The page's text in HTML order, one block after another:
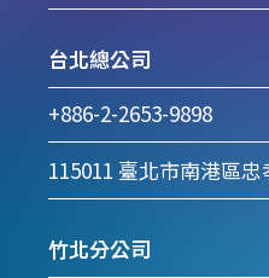
台北總公司
+886-2-2653-9898
115011 臺北市南港區
竹北分公司